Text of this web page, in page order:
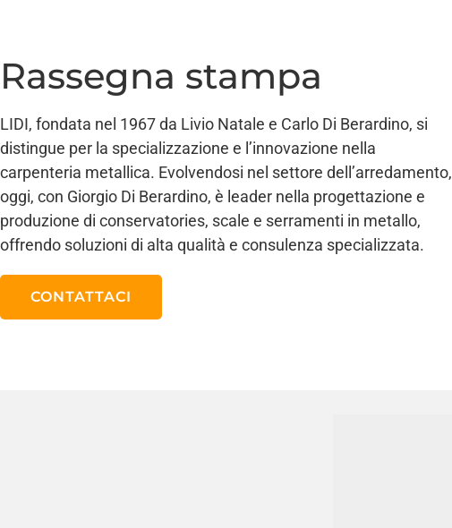
Rassegna stampa
LIDI, fondata nel 1967 da Livio Natale e Carlo Di Berardino, si
distingue per la specializzazione e l’innovazione nella
carpenteria metallica. Evolvendosi nel settore dell’arredamento,
oggi, con Giorgio Di Berardino, è leader nella progettazione e
produzione di conservatories, scale e serramenti in metallo,
offrendo soluzioni di alta qualità e consulenza specializzata.
CONTATTACI